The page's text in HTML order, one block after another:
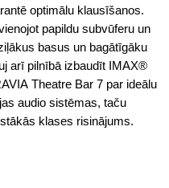
optimālu klausīšanos.
papildu subvūferu un
basus un bagātīgāku
arī pilnībā izbaudīt IMAX®
Theatre Bar 7 par ideālu
audio sistēmas, taču
klases risinājums.